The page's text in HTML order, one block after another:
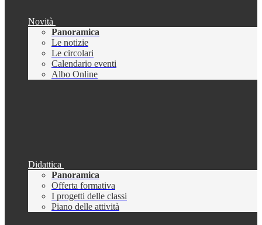
Novità
Panoramica
Le notizie
Le circolari
Calendario eventi
Albo Online
Didattica
Panoramica
Offerta formativa
I progetti delle classi
Piano delle attività